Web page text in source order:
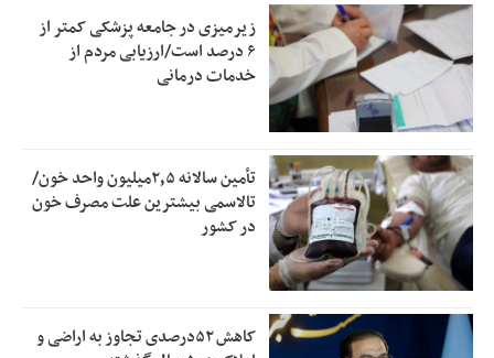
زیرمیزی در جامعه پزشکی کمتر از
۶ درصد است/ارزیابی مردم از
خدمات درمانی
تأمین سالانه ۲٫۵میلیون واحد خون/
تالاسمی بیشترین علت مصرف‌ خون
در کشور
کاهش ۵۲درصدی تجاوز به اراضی و